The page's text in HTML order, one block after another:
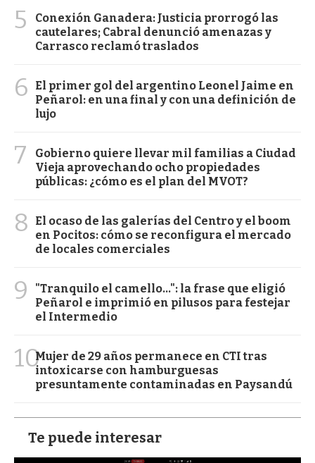
5
Conexión Ganadera: Justicia prorrogó las
cautelares; Cabral denunció amenazas y
Carrasco reclamó traslados
6
El primer gol del argentino Leonel Jaime en
Peñarol: en una final y con una definición de
lujo
7
Gobierno quiere llevar mil familias a Ciudad
Vieja aprovechando ocho propiedades
públicas: ¿cómo es el plan del MVOT?
8
El ocaso de las galerías del Centro y el boom
en Pocitos: cómo se reconfigura el mercado
de locales comerciales
9
"Tranquilo el camello...": la frase que eligió
Peñarol e imprimió en pilusos para festejar
el Intermedio
10Mujer de 29 años permanece en CTI tras
intoxicarse con hamburguesas
presuntamente contaminadas en Paysandú
Te puede interesar